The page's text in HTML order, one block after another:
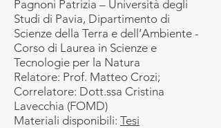
Pagnoni Patrizia – Università degli
Studi di Pavia, Dipartimento di
Scienze della Terra e dell’Ambiente -
Corso di Laurea in Scienze e
Tecnologie per la Natura
Relatore: Prof. Matteo Crozi;
Correlatore: Dott.ssa Cristina
Lavecchia (FOMD)
Materiali disponibili: Tesi